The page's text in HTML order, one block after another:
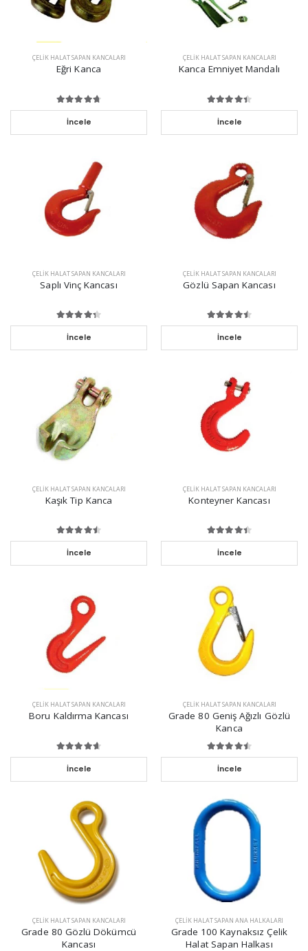
ÇELIK HALAT SAPAN KANCALARI
Eğri Kanca
İncele
ÇELIK HALAT SAPAN KANCALARI
Kanca Emniyet Mandalı
İncele
ÇELIK HALAT SAPAN KANCALARI
Saplı Vinç Kancası
İncele
ÇELIK HALAT SAPAN KANCALARI
Gözlü Sapan Kancası
İncele
ÇELIK HALAT SAPAN KANCALARI
Kaşık Tip Kanca
İncele
ÇELIK HALAT SAPAN KANCALARI
Konteyner Kancası
İncele
ÇELIK HALAT SAPAN KANCALARI
Boru Kaldırma Kancası
İncele
ÇELIK HALAT SAPAN KANCALARI
Grade 80 Geniş Ağızlı Gözlü
Kanca
İncele
ÇELIK HALAT SAPAN KANCALARI
Grade 80 Gözlü Dökümcü
Kancası
ÇELIK HALAT SAPAN ANA HALKALARI
Grade 100 Kaynaksız Çelik
Halat Sapan Halkası